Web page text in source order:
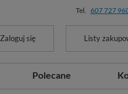
Tel. 607 727
Zaloguj się Listy
Polecane